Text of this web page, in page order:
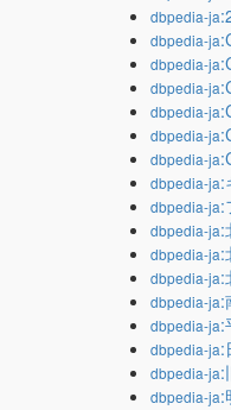
dbpedia-ja
dbpedia-ja
dbpedia-ja
dbpedia-ja
dbpedia-ja
dbpedia-ja
dbpedia-ja
dbpedia-ja:
dbpedia-ja:
dbpedia-ja:
dbpedia-ja:
dbpedia-ja:
dbpedia-ja:
dbpedia-ja:
dbpedia-ja:
dbpedia-ja:
dbpedia-ja: